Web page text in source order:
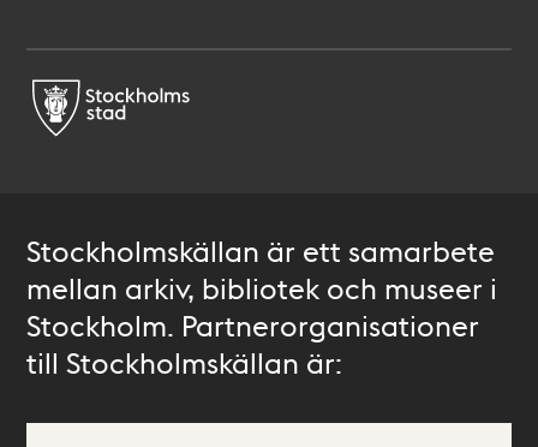
Stockholmskällan är ett samarbete
mellan arkiv, bibliotek och museer i
Stockholm. Partnerorganisationer
till Stockholmskällan är: